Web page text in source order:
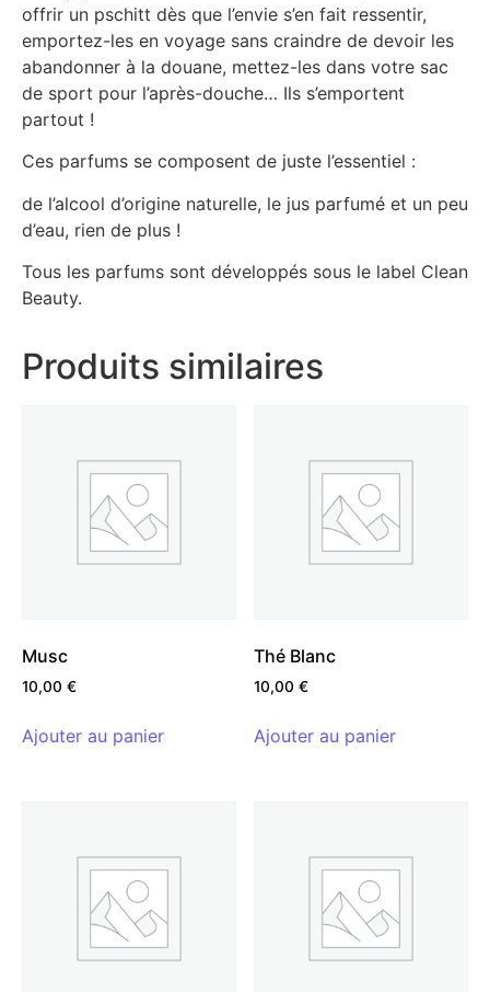
offrir un pschitt dès que l’envie s’en fait ressentir,
emportez-les en voyage sans craindre de devoir les
abandonner à la douane, mettez-les dans votre sac
de sport pour l’après-douche… Ils s’emportent
partout !
Ces parfums se composent de juste l’essentiel :
de l’alcool d’origine naturelle, le jus parfumé et un peu
d’eau, rien de plus !
Tous les parfums sont développés sous le label Clean
Beauty.
Produits similaires
Musc
10,00 €
Ajouter au panier
Thé Blanc
10,00€
Ajouter au panier